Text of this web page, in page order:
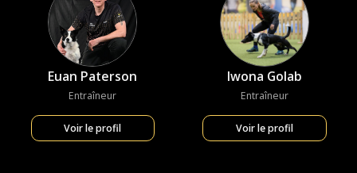
Euan Paterson
Entraîneur
Voir le profil
Iwona Golab
Entraîneur
Voir le profil